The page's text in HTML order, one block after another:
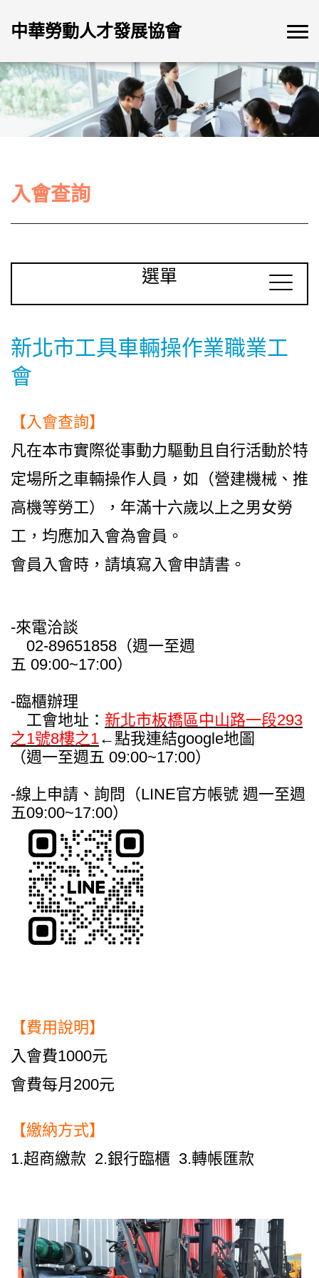
中華勞動人才發展協會
入會查詢
選單
新北市工具車輛操作業職業工
會
【入會查詢】
凡在本市實際從事動力驅動且自行活動於特
定場所之車輛操作人員，如（營建機械、推
高機等勞工），年滿十六歲以上之男女勞
工，均應加入會為會員。
會員入會時，請填寫入會申請書。
-來電洽談
02-89651858（週一至週
五 09:00~17:00）
-臨櫃辦理
工會地址： 新北市板橋區中山路一段293
之1號8樓之1←點我連結google地圖
（週一至週五 09:00~17:00）
-線上申請、詢問（LINE官方帳號 週一至週
五09:00~17:00）
【費用說明】
入會費1000元
會費每月200元
【繳納方式】
1.超商繳款 2.銀行臨櫃 3.轉帳匯款